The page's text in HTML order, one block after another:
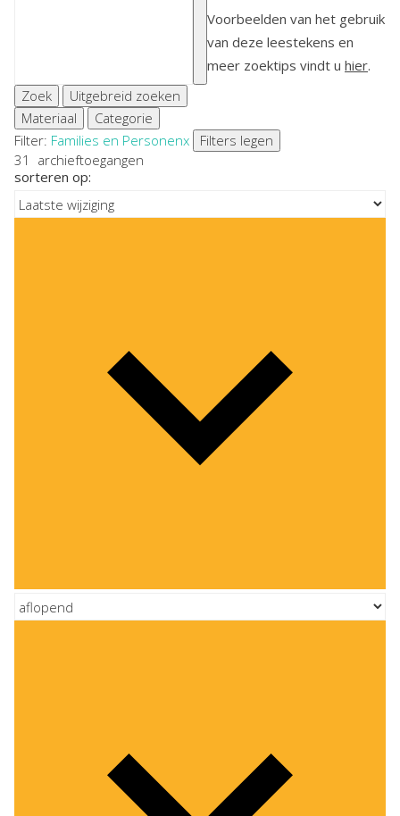
Voorbeelden van het gebruik
van deze leestekens en
meer zoektips vindt u hier.
Zoek
Uitgebreid zoeken
Materiaal
Categorie
Filter: Families en Personenx
Filters legen
31
archieftoegangen
sorteren op: